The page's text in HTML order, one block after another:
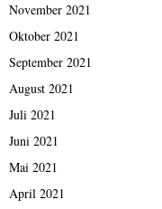
November 2021
Oktober 2021
September 2021
August 2021
Juli 2021
Juni 2021
Mai 2021
April 2021